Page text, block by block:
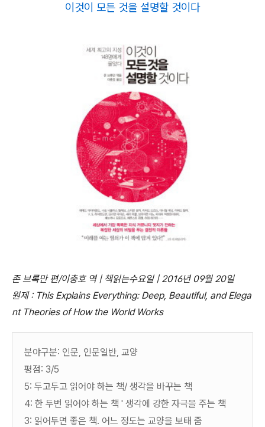
이것이 모든 것을 설명할 것이다
존 브록만 편/이충호 역 | 책읽는수요일 | 2016년 09월 20일
원제 : This Explains Everything: Deep, Beautiful, and Elega
nt Theories of How the World Works
분야구분: 인문, 인문일반, 교양
평점: 3/5
5: 두고두고 읽어야 하는 책/ 생각을 바꾸는 책
4: 한 두번 읽어야 하는 책 ' 생각에 강한 자극을 주는 책
3: 읽어두면 좋은 책. 어느 정도는 교양을 보태 줌